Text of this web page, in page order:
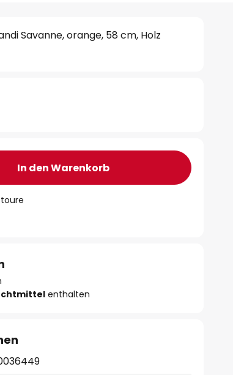
Savanne, orange, 58 cm, Holz
In den Warenkorb
enthalten